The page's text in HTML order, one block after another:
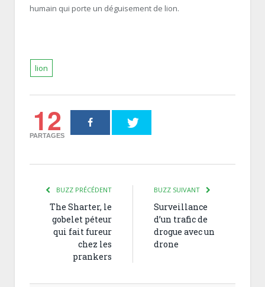
humain qui porte un déguisement de lion.
lion
12
PARTAGES
BUZZ PRÉCÉDENT
The Sharter, le
gobelet péteur
qui fait fureur
chez les
prankers
BUZZ SUIVANT
Surveillance
d’un trafic de
drogue avec un
drone